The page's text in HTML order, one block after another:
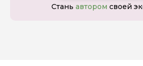
Стань автором своей